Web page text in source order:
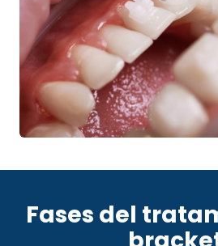
Fases del